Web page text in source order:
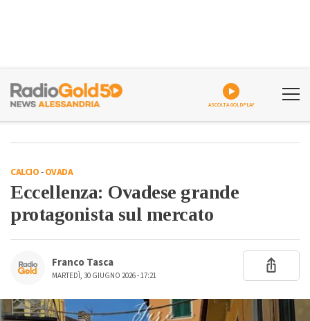
ASCOLTA GOLDPLAY
CALCIO-OVADA
Eccellenza: Ovadese grande
protagonista sul mercato
Franco Tasca
MARTEDÌ, 30 GIUGNO 2026 - 17:21